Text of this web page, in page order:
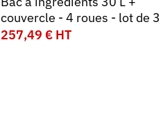
couvercle - 4 roues - lot de 3
257,49 € HT